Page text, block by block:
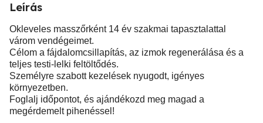
Leírás
Okleveles masszőrként 14 év szakmai tapasztalattal
várom vendégeimet.
Célom a fájdalomcsillapítás, az izmok regenerálása és a
teljes testi-lelki feltöltődés.
Személyre szabott kezelések nyugodt, igényes
környezetben.
Foglalj időpontot, és ajándékozd meg magad a
megérdemelt pihenéssel!